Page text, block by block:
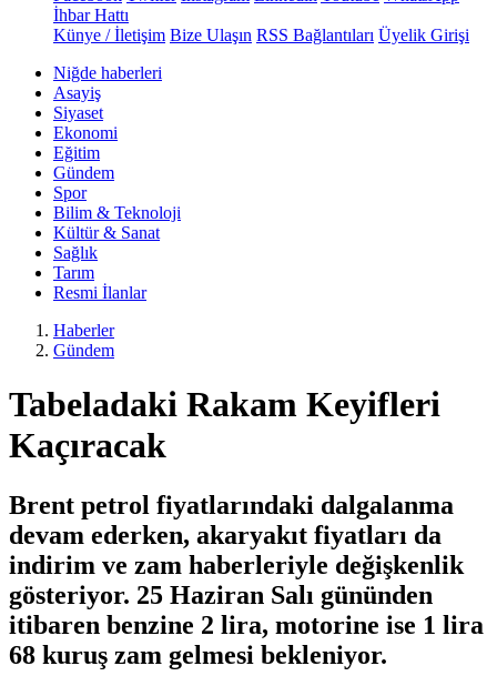
İhbar Hattı
Künye / İletişim Bize Ulaşın RSS Bağlantıları Üyelik Girişi
Niğde haberleri
Asayiş
Siyaset
Ekonomi
Eğitim
Gündem
Spor
Bilim & Teknoloji
Kültür & Sanat
Sağlık
Tarım
Resmi İlanlar
Haberler
Gündem
Tabeladaki Rakam Keyifleri
Kaçıracak
Brent petrol fiyatlarındaki dalgalanma
devam ederken, akaryakıt fiyatları da
indirim ve zam haberleriyle değişkenlik
gösteriyor. 25 Haziran Salı gününden
itibaren benzine 2 lira, motorine ise 1 lira
68 kuruş zam gelmesi bekleniyor.